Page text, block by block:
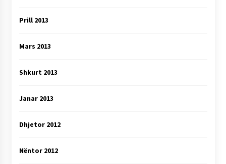
Prill 2013
Mars 2013
Shkurt 2013
Janar 2013
Dhjetor 2012
Nëntor 2012